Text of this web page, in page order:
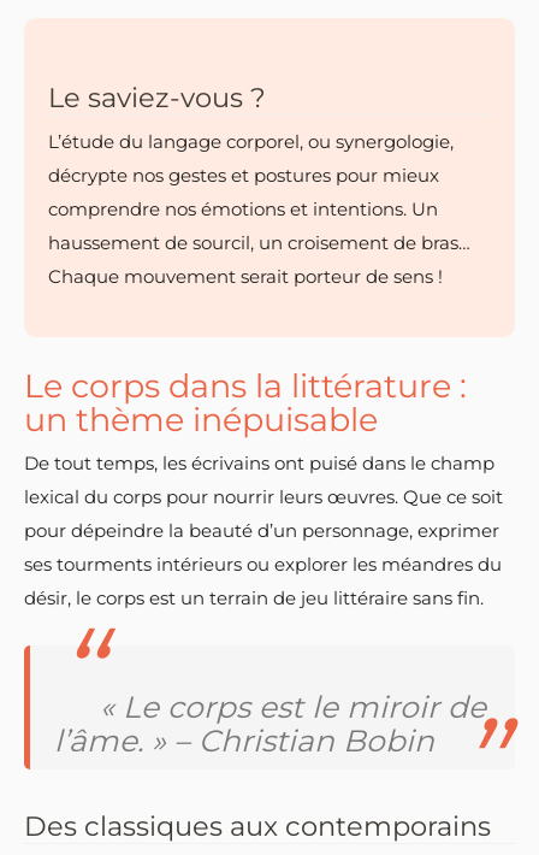
Le saviez-vous ?
L’étude du langage corporel, ou synergologie,
décrypte nos gestes et postures pour mieux
comprendre nos émotions et intentions. Un
haussement de sourcil, un croisement de bras…
Chaque mouvement serait porteur de sens !
Le corps dans la littérature :
un thème inépuisable
De tout temps, les écrivains ont puisé dans le champ
lexical du corps pour nourrir leurs œuvres. Que ce soit
pour dépeindre la beauté d’un personnage, exprimer
ses tourments intérieurs ou explorer les méandres du
désir, le corps est un terrain de jeu littéraire sans fin.
« Le corps est le miroir de
l’âme. » – Christian Bobin
Des classiques aux contemporains